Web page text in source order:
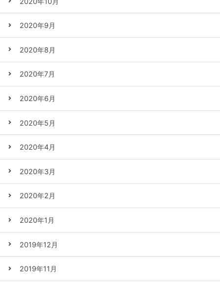
2020年9月
2020年8月
2020年7月
2020年6月
2020年5月
2020年4月
2020年3月
2020年2月
2020年1月
2019年12月
2019年11月